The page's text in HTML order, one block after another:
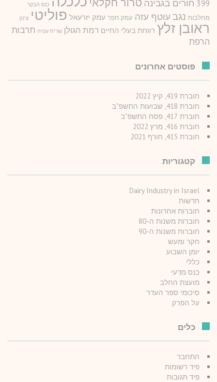
399 חורים בגבינה כנס הבקר
מחלבות נגב עוטף עזה עמק חפר עמק יזרעאל פוליטי צינון
ראובן זלץ רווחת בעלי החיים רמת הגולן שרית עטיה תרבות
הרפת
פוסטים אחרונים
חוברת 419, קיץ 2022
חוברת 418, שבועות התשפ"ב
חוברת 417, פסח התשפ"ב
חוברת 416, מרץ 2022
חוברת 415, חורף 2021
קטגוריות
Dairy Industry in Israel
חדשות
חוברות אחרונות
חוברות משנות ה-80
חוברות משנות ה-90
חקר ומעש
יומן השבוע
כללי
כנס מדעי
מועצת החלב
סיכומי ספר העדר
על הפרק
כלים
התחבר
פיד רשומות
פיד תגובות